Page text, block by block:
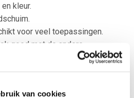
van cookies
kleur.
voor veel toepassingen.
goed met de andere